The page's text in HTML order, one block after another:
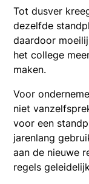
Tot dusver
dezelfde
daardoor
het college
maken.
Voor
niet
voor een
jarenlang
aan de nieuwe
regels